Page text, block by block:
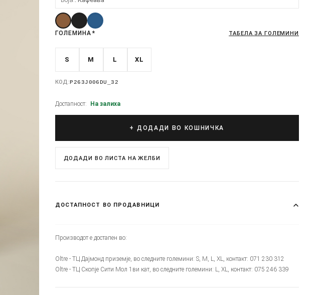
ГОЛЕМИНА * ТАБЕЛА ЗА ГОЛЕМИНИ
S M L XL
КОД:P263J006DU_32
Достапност: На залиха
+ ДОДАДИ ВО КОШНИЧКА
ДОДАДИ ВО ЛИСТА НА ЖЕЛБИ
ДОСТАПНОСТ ВО ПРОДАВНИЦИ
Производот е достапен во:
Oltre - ТЦ Дајмонд приземје, во следните големини: S, M, L, XL, контакт: 071 230 312
Oltre - ТЦ Скопје Сити Мол 1ви кат, во следните големини: L, XL, контакт: 075 246 339